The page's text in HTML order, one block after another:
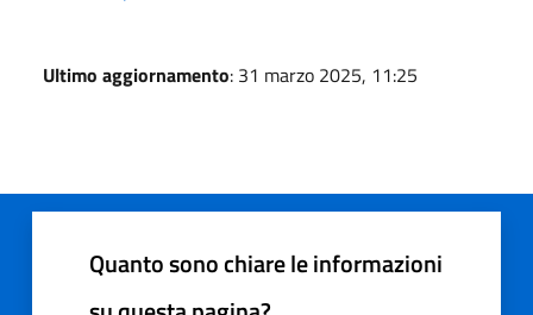
Ultimo aggiornamento: 31 marzo 2025, 11:25
Quanto sono chiare le informazioni